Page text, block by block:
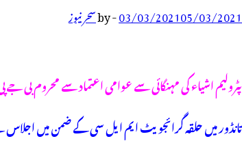
03/03/202105/03/2021
-
byسحر نیوز
پٹرولیم اشیاء کی مہنگائی سے عوامی اعتماد سے محروم بی
تانڈور میں حلقہ گرائجویٹ ایم ایل سی کے ضمن میں